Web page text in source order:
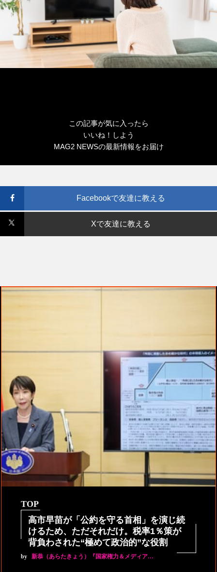
この記事が気に入ったら
いいね！しよう
MAG2 NEWSの最新情報をお届け
Facebookで友達に教える
Xで友達に教える
TOP
高市早苗が「公約を守る首相」を演じ続
けるため、ただそれだけ。税率1％策が
背負わされた“極めて政治的”な役割
by 新恭（あらたきょう）『国家権力＆メディア…